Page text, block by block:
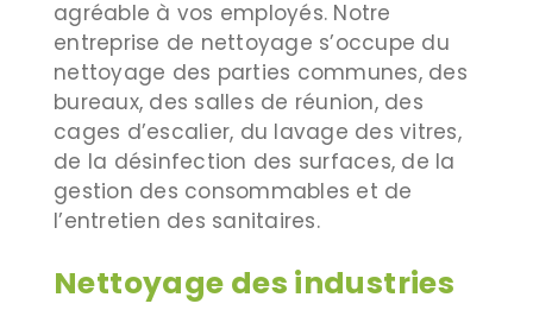
agréable à vos employés. Notre
entreprise de nettoyage s’occupe du
nettoyage des parties communes, des
bureaux, des salles de réunion, des
cages d’escalier, du lavage des vitres,
de la désinfection des surfaces, de la
gestion des consommables et de
l’entretien des sanitaires.
Nettoyage des industries